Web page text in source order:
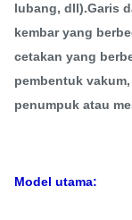
lubang, dll).Garis
kembar yang
cetakan yang
pembentuk
penumpuk atau
Model utama: